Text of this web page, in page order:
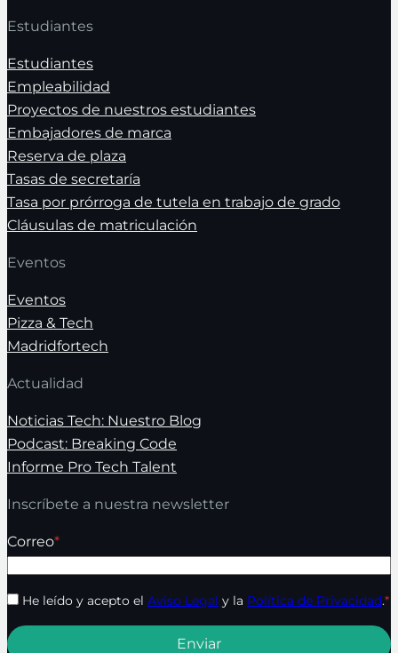
Estudiantes
Estudiantes
Empleabilidad
Proyectos de nuestros estudiantes
Embajadores de marca
Reserva de plaza
Tasas de secretaría
Tasa por prórroga de tutela en trabajo de grado
Cláusulas de matriculación
Eventos
Eventos
Pizza & Tech
Madridfortech
Actualidad
Noticias Tech: Nuestro Blog
Podcast: Breaking Code
Informe Pro Tech Talent
Inscríbete a nuestra newsletter
Correo*
He leído y acepto el Aviso Legal y la Política de Privacidad.*